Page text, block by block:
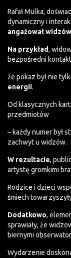
Rafał Mulka,
dynamiczny i
angażował widzów
Na przykład,
bezpośredni
że pokaz był nie
energii.
Od klasycznych
przedmiotów
– każdy numer był
zachwyt u widzów.
W rezultacie,
artystę gromkimi
Rodzice i dzieci
śmiech
Dodatkowo,
sprawiały, że
biernymi
Wydarzenie